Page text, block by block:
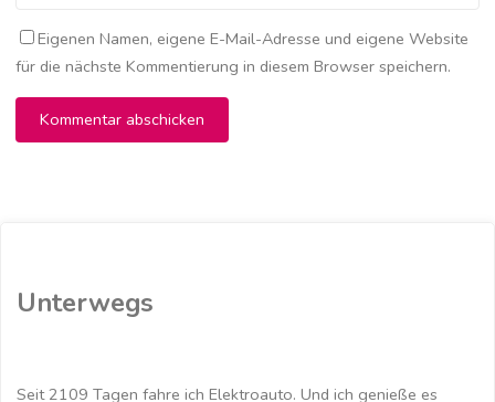
Eigenen Namen, eigene E-Mail-Adresse und eigene Website
für die nächste Kommentierung in diesem Browser speichern.
Unterwegs
Seit 2109 Tagen fahre ich Elektroauto. Und ich genieße es